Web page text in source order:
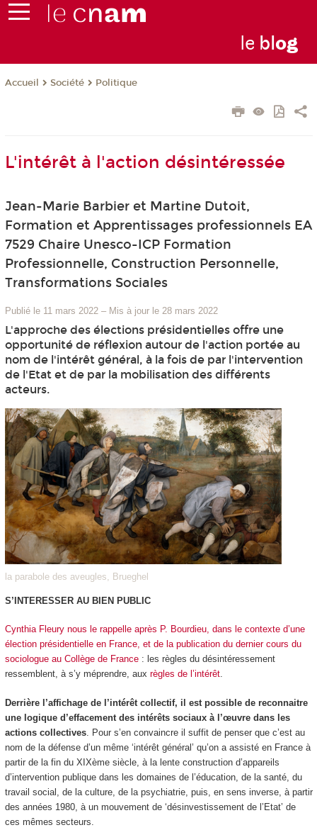
le blog
Accueil Société Politique
L'intérêt à l'action désintéressée
Jean-Marie Barbier et Martine Dutoit,
Formation et Apprentissages professionnels EA
7529 Chaire Unesco-ICP Formation
Professionnelle, Construction Personnelle,
Transformations Sociales
Publié le 11 mars 2022 – Mis à jour le 28 mars 2022
L'approche des élections présidentielles offre une
opportunité de réflexion autour de l'action portée au
nom de l'intérêt général, à la fois de par l'intervention
de l'Etat et de par la mobilisation des différents
acteurs.
la parabole des aveugles, Brueghel
S’INTERESSER AU BIEN PUBLIC
Cynthia Fleury nous le rappelle après P. Bourdieu, dans le contexte d’une
élection présidentielle en France, et de la publication du dernier cours du
sociologue au Collège de France: les règles du désintéressement
ressemblent, à s’y méprendre, aux règles de l’intérêt.
Derrière l’affichage de l’intérêt collectif, il est possible de reconnaitre
une logique d’effacement des intérêts sociaux à l’œuvre dans les
actions collectives. Pour s’en convaincre il suffit de penser que c’est au
nom de la défense d’un même ‘intérêt général’ qu’on a assisté en France à
partir de la fin du XIXème siècle, à la lente construction d’appareils
d’intervention publiquedans les domaines de l’éducation, de la santé, du
travail social, de la culture, de la psychiatrie, puis, en sens inverse, à partir
des années 1980, à un mouvement de ‘désinvestissement de l’Etat’ de
ces mêmes secteurs.